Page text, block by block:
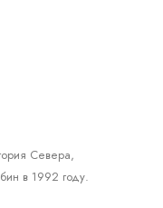
Севера,
в 1992 году.